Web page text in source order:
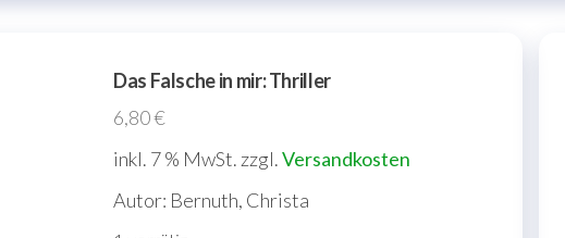
Das Falsche in mir: Thriller
6,80€
inkl. 7 % MwSt.zzgl.Versandkosten
Autor: Bernuth, Christa